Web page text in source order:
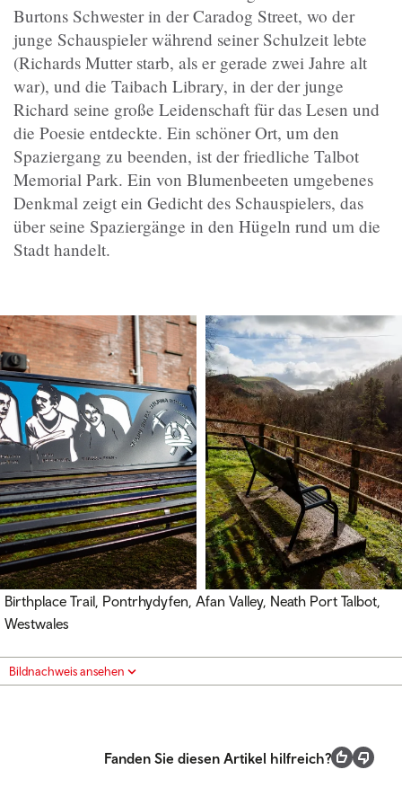
Burtons Schwester in der Caradog Street, wo der
junge Schauspieler während seiner Schulzeit lebte
(Richards Mutter starb, als er gerade zwei Jahre alt
war), und die Taibach Library, in der der junge
Richard seine große Leidenschaft für das Lesen und
die Poesie entdeckte. Ein schöner Ort, um den
Spaziergang zu beenden, ist der friedliche Talbot
Memorial Park. Ein von Blumenbeeten umgebenes
Denkmal zeigt ein Gedicht des Schauspielers, das
über seine Spaziergänge in den Hügeln rund um die
Stadt handelt.
Birthplace Trail, Pontrhydyfen, Afan Valley, Neath Port Talbot,
Westwales
Bildnachweis ansehen
Fanden Sie diesen Artikel hilfreich?